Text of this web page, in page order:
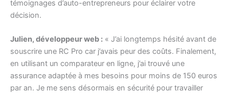
témoignages d’auto-entrepreneurs pour éclairer votre
décision.
Julien, développeur web : « J’ai longtemps hésité avant de
souscrire une RC Pro car j’avais peur des coûts. Finalement,
en utilisant un comparateur en ligne, j’ai trouvé une
assurance adaptée à mes besoins pour moins de 150 euros
par an. Je me sens désormais en sécurité pour travailler